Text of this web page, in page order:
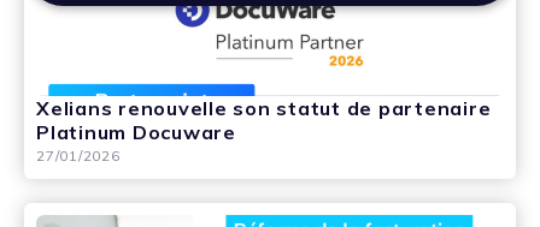
Xelians renouvelle son statut de partenaire
Platinum Docuware
27/01/2026